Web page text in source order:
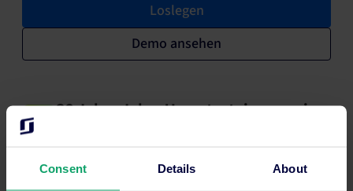
Consent Details About
Loslegen
Demo ansehen
20 Jahre Jahre Umsatzsteigerung im